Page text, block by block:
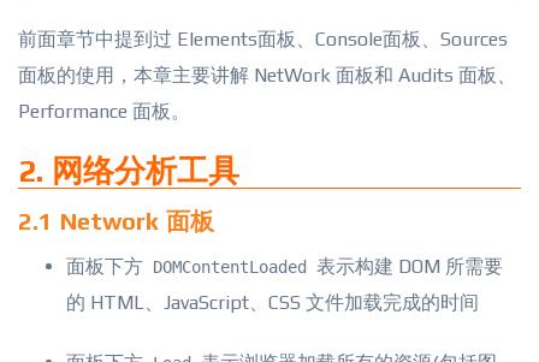
前面章节中提到过 Elements面板、Console面板、Sources
面板的使用，本章主要讲解 NetWork 面板和 Audits 面板、
Performance 面板。
2. 网络分析工具
2.1 Network 面板
面板下方 DOMContentLoaded
表示构建 DOM 所需要
的 HTML、JavaScript、CSS 文件加载完成的时间